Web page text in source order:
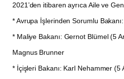
2021’den itibaren ayrıca Aile ve
* Avrupa İşlerinden Sorumlu
* Maliye Bakanı: Gernot Blümel (5
Magnus Brunner
* İçişleri Bakanı: Karl Nehammer (5